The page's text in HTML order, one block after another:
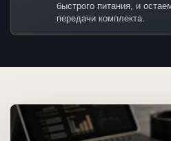
быстрого питания, и
передачи комплекта.